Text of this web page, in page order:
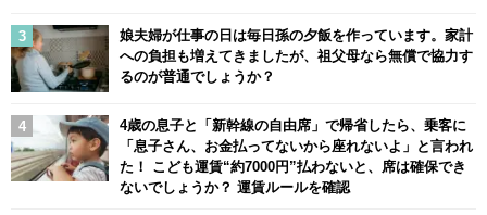
娘夫婦が仕事の日は毎日孫の夕飯を作っています。家計
への負担も増えてきましたが、祖父母なら無償で協力す
るのが普通でしょうか？
4歳の息子と「新幹線の自由席」で帰省したら、乗客に
「息子さん、お金払ってないから座れないよ」と言われ
た！ こども運賃“約7000円”払わないと、席は確保でき
ないでしょうか？ 運賃ルールを確認